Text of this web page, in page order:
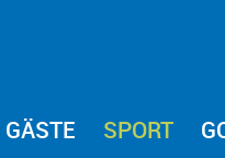
GÄSTE SPORT